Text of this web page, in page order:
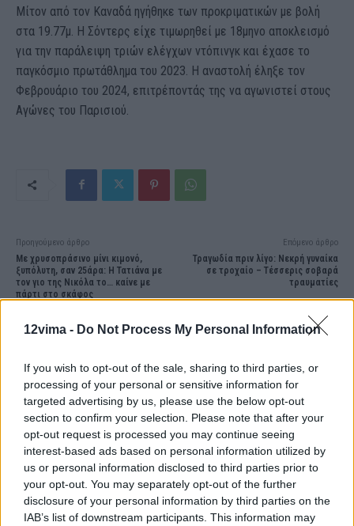
12vima - Do Not Process My Personal Information
If you wish to opt-out of the sale, sharing to third parties, or
processing of your personal or sensitive information for
targeted advertising by us, please use the below opt-out
section to confirm your selection. Please note that after your
opt-out request is processed you may continue seeing
interest-based ads based on personal information utilized by
us or personal information disclosed to third parties prior to
your opt-out. You may separately opt-out of the further
disclosure of your personal information by third parties on the
IAB’s list of downstream participants. This information may
Μίτον από τον Καναδά ηγήθηκε των προκριματικών με βολή
στα 19.77μ. Η Σόντερς είχε τιμωρηθεί με 18μηνο αποκλεισμό
για την παράλειψη τριών ελέγχων ντόπινγκ και έχασε το
παγκόσμιο πρωτάθλημα του 2023. Η αναστολή έληξε τον
Φεβρουάριο του 2024, επιτρέποντάς της να αγωνιστεί στους
Αγώνες του Παρισιού.
Προηγούμενο άρθρο
Με χρυσοπράσινο μίνι κιμονό,
ξυπόλυτη, σαν 25άρα: Η Τατιάνα με
τον γιο της Νικόλα το… καίνε με
πάρτι στο σκάφος
Επόμενο άρθρο
Τραγωδία πριν λίγο: Νεκρή γυναίκα
σε τροχαίο – Τέσσερις σοβαρά
τραυματίες